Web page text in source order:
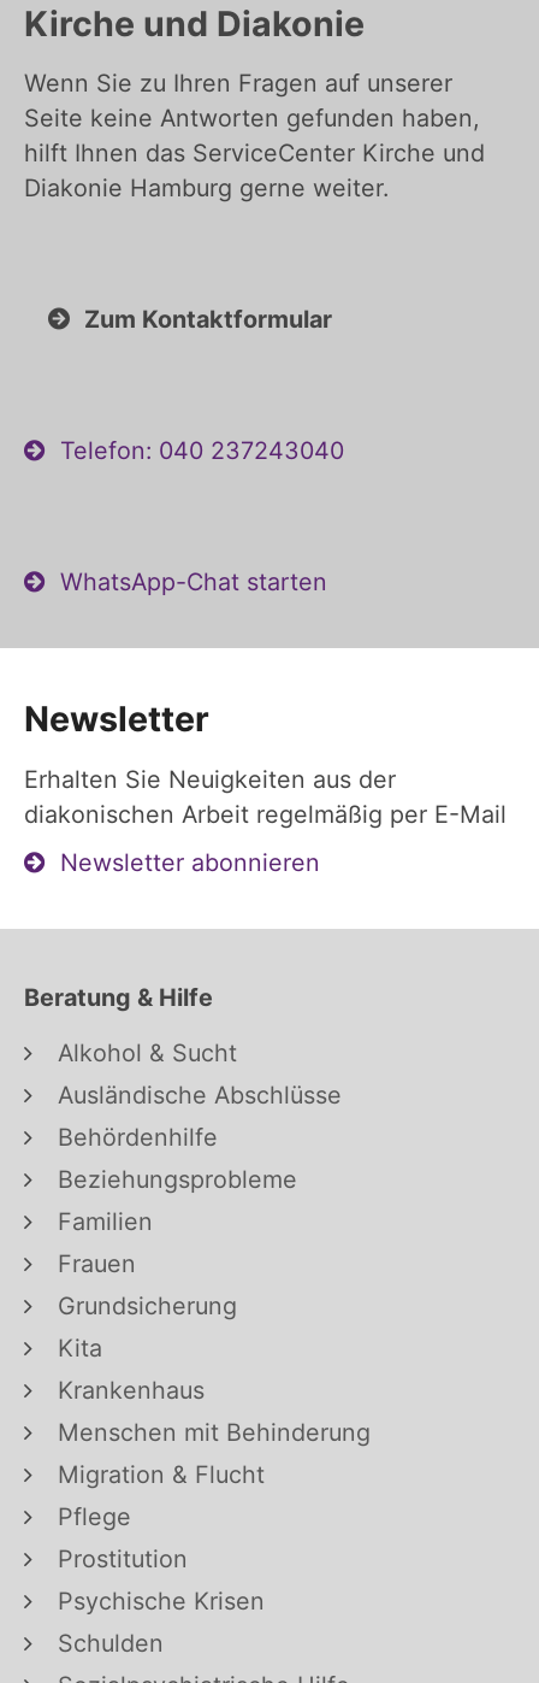
Kirche und Diakonie
Wenn Sie zu Ihren Fragen auf unserer
Seite keine Antworten gefunden haben,
hilft Ihnen das ServiceCenter Kirche und
Diakonie Hamburg gerne weiter.
Zum Kontaktformular
Telefon: 040 237243040
WhatsApp-Chat starten
Newsletter
Erhalten Sie Neuigkeiten aus der
diakonischen Arbeit regelmäßig per E-Mail
Newsletter abonnieren
Beratung & Hilfe
Alkohol & Sucht
Ausländische Abschlüsse
Behördenhilfe
Beziehungsprobleme
Familien
Frauen
Grundsicherung
Kita
Krankenhaus
Menschen mit Behinderung
Migration & Flucht
Pflege
Prostitution
Psychische Krisen
Schulden